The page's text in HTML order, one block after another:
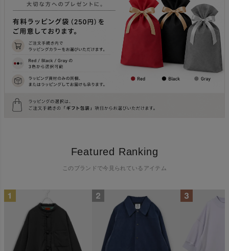
Featured Ranking
このブランドで今見られているアイテム